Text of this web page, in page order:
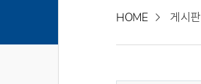
HOME 게시판